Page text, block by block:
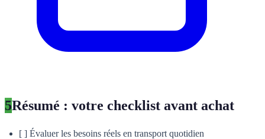
5Résumé : votre checklist avant achat
[ ] Évaluer les besoins réels en transport quotidien